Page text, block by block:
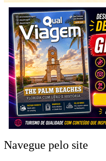
Navegue pelo site